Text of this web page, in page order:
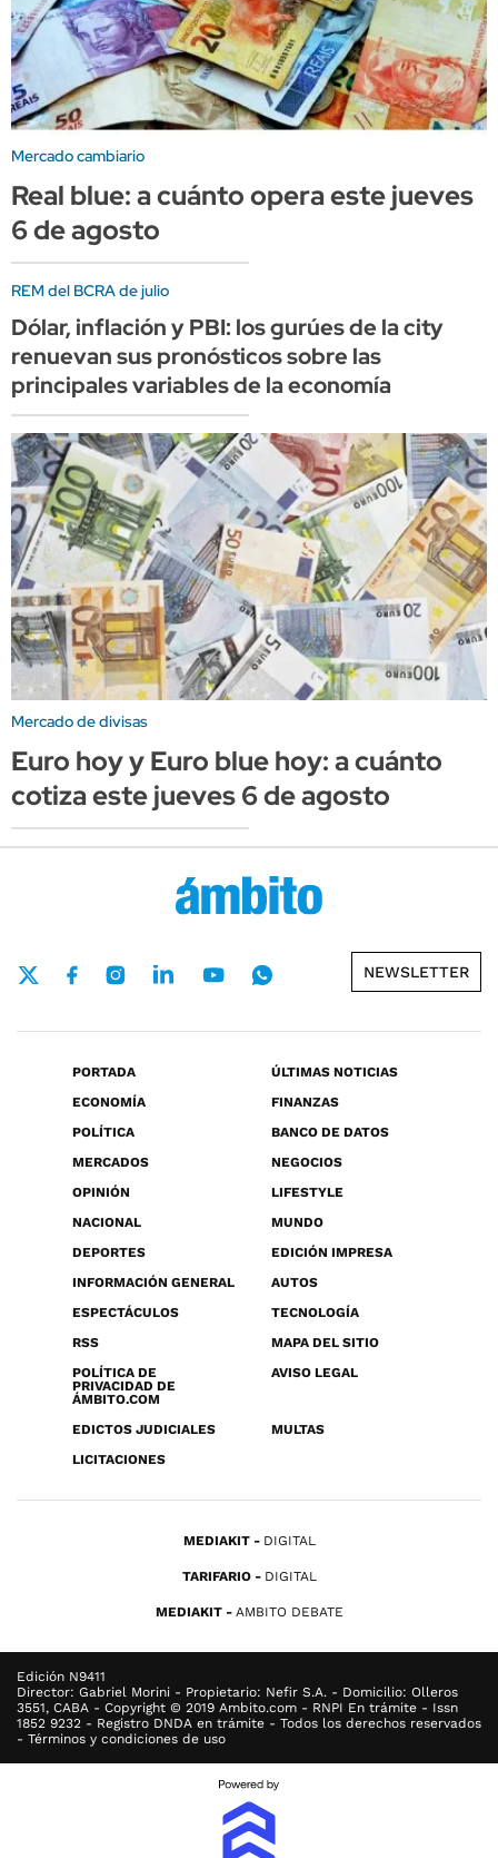
Mercado cambiario
Real blue: a cuánto opera este jueves
6 de agosto
REM del BCRA de julio
Dólar, inflación y PBI: los gurúes de la city
renuevan sus pronósticos sobre las
principales variables de la economía
Mercado de divisas
Euro hoy y Euro blue hoy: a cuánto
cotiza este jueves 6 de agosto
NEWSLETTER
PORTADA
ÚLTIMAS NOTICIAS
ECONOMÍA
FINANZAS
POLÍTICA
BANCO DE DATOS
MERCADOS
NEGOCIOS
OPINIÓN
LIFESTYLE
NACIONAL
MUNDO
DEPORTES
EDICIÓN IMPRESA
INFORMACIÓN GENERAL
AUTOS
ESPECTÁCULOS
TECNOLOGÍA
RSS
MAPA DEL SITIO
POLÍTICA DE
PRIVACIDAD DE
ÁMBITO.COM
AVISO LEGAL
EDICTOS JUDICIALES
MULTAS
LICITACIONES
MEDIAKIT DIGITAL
TARIFARIO DIGITAL
MEDIAKIT AMBITO DEBATE
Edición N9411
Director: Gabriel Morini - Propietario: Nefir S.A. - Domicilio: Olleros
3551, CABA - Copyright © 2019 Ambito.com - RNPI En trámite - Issn
1852 9232 - Registro DNDA en trámite - Todos los derechos reservados
- Términos y condiciones de uso